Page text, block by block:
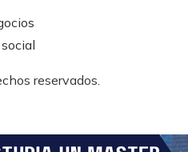
reservados.